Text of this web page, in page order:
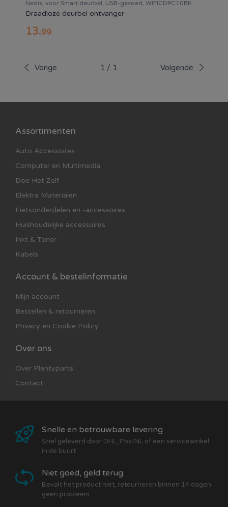
Nedis, voor Smart deurbel, USB-gevoed, WIFICDPC10BK
Draadloze deurbel ontvanger
13.99
Vorige 1 / 1 Volgende
Assortimenten
Auto Accessoires
Computer en Multimedia
Doe Het Zelf
Elektra Materialen
Fietsonderdelen en -accessoires
Huishoudelijke accessoires
Inkt & Toner
Kabels
Account & bestelinformatie
Mijn account
Bestellen & retourneren
Privacy en Cookie Policy
Over ons
Over Plentyparts
Contact
Snelle en betrouwbare levering
Snel geleverd door DHL, PostNL of een servicewinkel
in de buurt
Niet goed, geld terug
Bevalt het product niet, retourneren binnen 14 dagen
geen probleem